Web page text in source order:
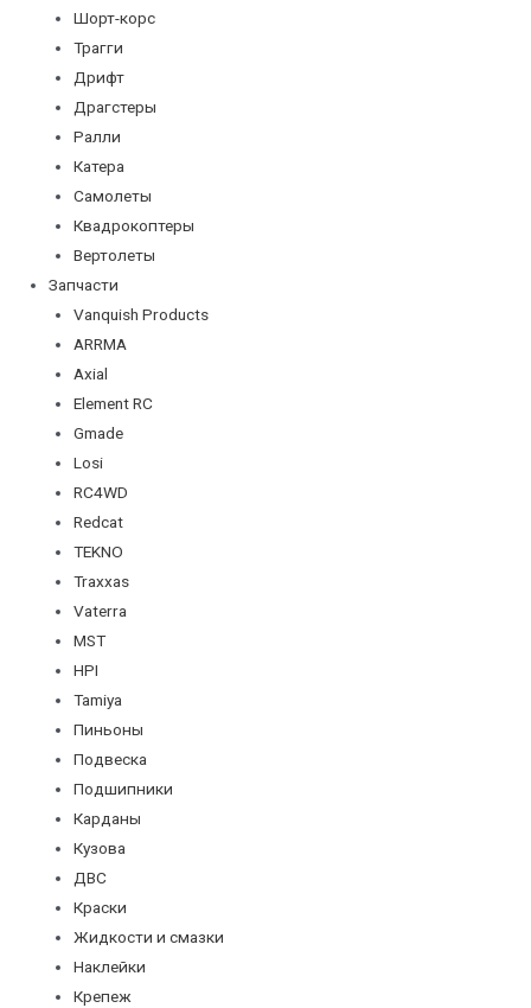
Шорт-корс
Трагги
Дрифт
Драгстеры
Ралли
Катера
Самолеты
Квадрокоптеры
Вертолеты
Запчасти
Vanquish Products
ARRMA
Axial
Element RC
Gmade
Losi
RC4WD
Redcat
TEKNO
Traxxas
Vaterra
MST
HPI
Tamiya
Пиньоны
Подвеска
Подшипники
Карданы
Кузова
ДВС
Краски
Жидкости и смазки
Наклейки
Крепеж